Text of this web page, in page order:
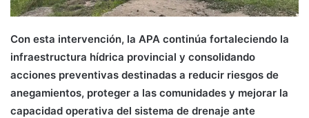
Con esta intervención, la APA continúa fortaleciendo la
infraestructura hídrica provincial y consolidando
acciones preventivas destinadas a reducir riesgos de
anegamientos, proteger a las comunidades y mejorar la
capacidad operativa del sistema de drenaje ante